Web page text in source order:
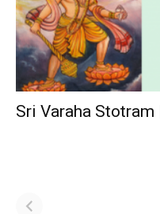
Sri Varaha Stotram
పితృదేవతల ఆశీర్వాదం